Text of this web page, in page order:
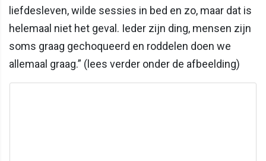
liefdesleven, wilde sessies in bed en zo, maar dat is
helemaal niet het geval. Ieder zijn ding, mensen zijn
soms graag gechoqueerd en roddelen doen we
allemaal graag.” (lees verder onder de afbeelding)